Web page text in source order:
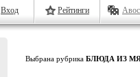
Вход Рейтинги
Выбрана рубрика БЛЮДА ИЗ